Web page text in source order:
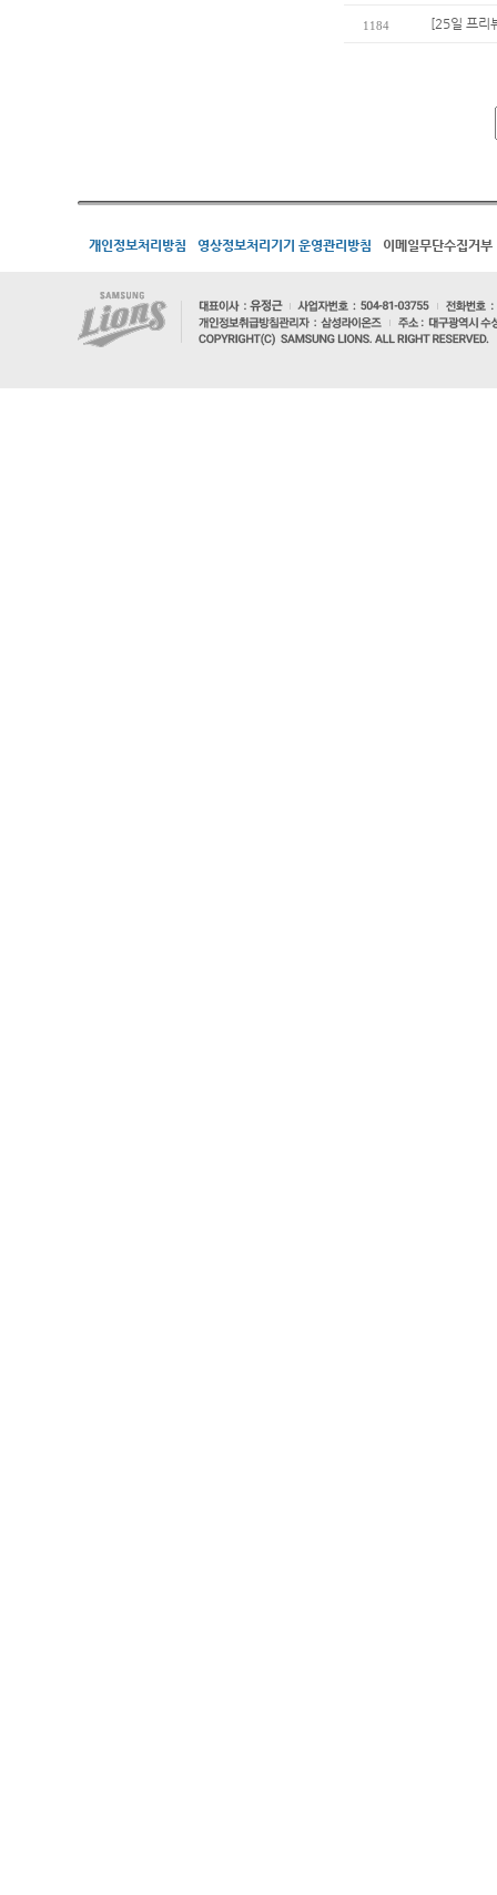
1184 [25일 프리
개인정보처리방침 영상정보처리기기 운영관리방침 이메일무단수집거부